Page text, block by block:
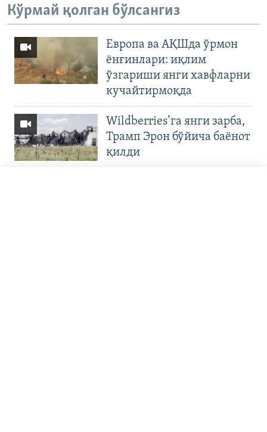
Кўрмай қолган бўлсангиз
Европа ва АҚШда ўрмон
ёнғинлари: иқлим
ўзгариши янги хавфларни
кучайтирмоқда
Wildberries’га янги зарба,
Трамп Эрон бўйича баёнот
қилди